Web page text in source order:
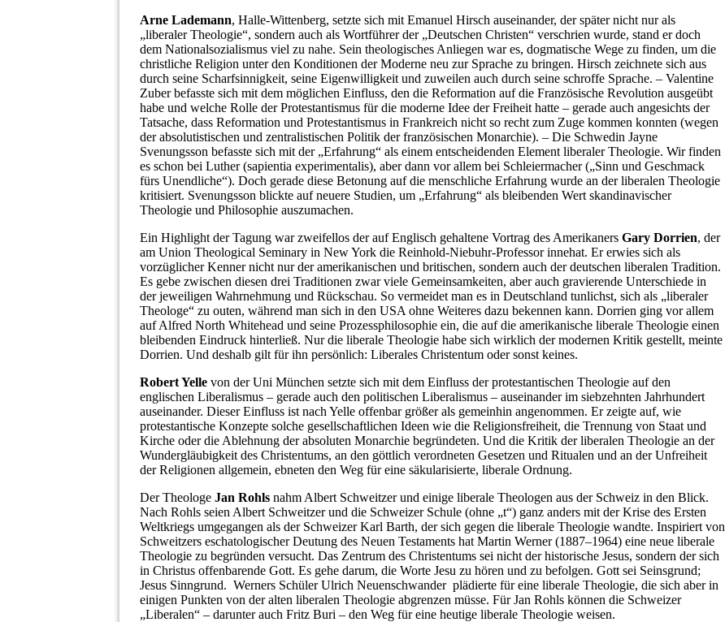
Arne Lademann, Halle-Wittenberg, setzte sich mit Emanuel Hirsch auseinander, der später nicht nur als
„liberaler Theologie“, sondern auch als Wortführer der „Deutschen Christen“ verschrien wurde, stand er doch
dem Nationalsozialismus viel zu nahe. Sein theologisches Anliegen war es, dogmatische Wege zu finden, um die
christliche Religion unter den Konditionen der Moderne neu zur Sprache zu bringen. Hirsch zeichnete sich aus
durch seine Scharfsinnigkeit, seine Eigenwilligkeit und zuweilen auch durch seine schroffe Sprache. – Valentine
Zuber befasste sich mit dem möglichen Einfluss, den die Reformation auf die Französische Revolution ausgeübt
habe und welche Rolle der Protestantismus für die moderne Idee der Freiheit hatte – gerade auch angesichts der
Tatsache, dass Reformation und Protestantismus in Frankreich nicht so recht zum Zuge kommen konnten (wegen
der absolutistischen und zentralistischen Politik der französischen Monarchie). – Die Schwedin Jayne
Svenungsson befasste sich mit der „Erfahrung“ als einem entscheidenden Element liberaler Theologie. Wir finden
es schon bei Luther (sapientia experimentalis), aber dann vor allem bei Schleiermacher („Sinn und Geschmack
fürs Unendliche“). Doch gerade diese Betonung auf die menschliche Erfahrung wurde an der liberalen Theologie
kritisiert. Svenungsson blickte auf neuere Studien, um „Erfahrung“ als bleibenden Wert skandinavischer
Theologie und Philosophie auszumachen.
Ein Highlight der Tagung war zweifellos der auf Englisch gehaltene Vortrag des Amerikaners Gary Dorrien, der
am Union Theological Seminary in New York die Reinhold-Niebuhr-Professor innehat. Er erwies sich als
vorzüglicher Kenner nicht nur der amerikanischen und britischen, sondern auch der deutschen liberalen Tradition.
Es gebe zwischen diesen drei Traditionen zwar viele Gemeinsamkeiten, aber auch gravierende Unterschiede in
der jeweiligen Wahrnehmung und Rückschau. So vermeidet man es in Deutschland tunlichst, sich als „liberaler
Theologe“ zu outen, während man sich in den USA ohne Weiteres dazu bekennen kann. Dorrien ging vor allem
auf Alfred North Whitehead und seine Prozessphilosophie ein, die auf die amerikanische liberale Theologie einen
bleibenden Eindruck hinterließ. Nur die liberale Theologie habe sich wirklich der modernen Kritik gestellt, meinte
Dorrien. Und deshalb gilt für ihn persönlich: Liberales Christentum oder sonst keines.
Robert Yelle von der Uni München setzte sich mit dem Einfluss der protestantischen Theologie auf den
englischen Liberalismus – gerade auch den politischen Liberalismus – auseinander im siebzehnten Jahrhundert
auseinander. Dieser Einfluss ist nach Yelle offenbar größer als gemeinhin angenommen. Er zeigte auf, wie
protestantische Konzepte solche gesellschaftlichen Ideen wie die Religionsfreiheit, die Trennung von Staat und
Kirche oder die Ablehnung der absoluten Monarchie begründeten. Und die Kritik der liberalen Theologie an der
Wundergläubigkeit des Christentums, an den göttlich verordneten Gesetzen und Ritualen und an der Unfreiheit
der Religionen allgemein, ebneten den Weg für eine säkularisierte, liberale Ordnung.
Der Theologe Jan Rohls nahm Albert Schweitzer und einige liberale Theologen aus der Schweiz in den Blick.
Nach Rohls seien Albert Schweitzer und die Schweizer Schule (ohne „t“) ganz anders mit der Krise des Ersten
Weltkriegs umgegangen als der Schweizer Karl Barth, der sich gegen die liberale Theologie wandte. Inspiriert von
Schweitzers eschatologischer Deutung des Neuen Testaments hat Martin Werner (1887–1964) eine neue liberale
Theologie zu begründen versucht. Das Zentrum des Christentums sei nicht der historische Jesus, sondern der sich
in Christus offenbarende Gott. Es gehe darum, die Worte Jesu zu hören und zu befolgen. Gott sei Seinsgrund;
Jesus Sinngrund. Werners Schüler Ulrich Neuenschwander plädierte für eine liberale Theologie, die sich aber in
einigen Punkten von der alten liberalen Theologie abgrenzen müsse. Für Jan Rohls können die Schweizer
„Liberalen“ – darunter auch Fritz Buri – den Weg für eine heutige liberale Theologie weisen.